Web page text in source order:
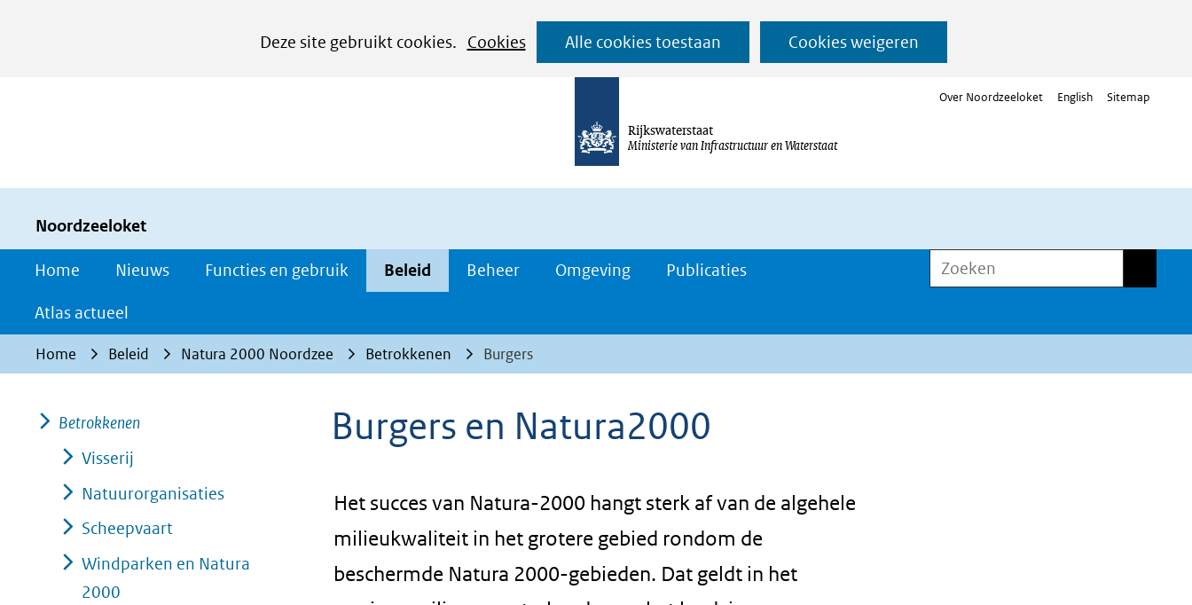
Deze site gebruikt cookies.
Cookies
van
cookies
op
deze
website
worden
toegestaan
geweigerd.
Alle cookies toestaan Cookies weigeren
Ga
naar
de
Rijkswaterstaat
Ministerie van Infrastructuur en Waterstaat
Over Noordzeeloket English Sitemap
Noordzeeloket
Home Nieuws Functies en gebruik Beleid Beheer Omgeving Publicaties
Atlas actueel
Zoeken
Home Beleid Natura 2000 Noordzee Betrokkenen Burgers
Burgers en Natura2000
Het succes van Natura-2000 hangt sterk af van de algehele
milieukwaliteit in het grotere gebied rondom de
beschermde Natura 2000-gebieden. Dat geldt in het
Betrokkenen
Visserij
Natuurorganisaties
Scheepvaart
Windparken en Natura
2000